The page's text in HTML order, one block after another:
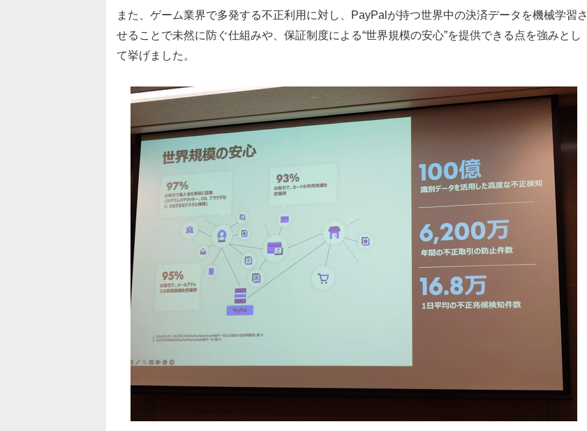
また、ゲーム業界で多発する不正利用に対し、PayPalが持つ世界中の決済データを機械学習さ
せることで未然に防ぐ仕組みや、保証制度による“世界規模の安心”を提供できる点を強みとし
て挙げました。